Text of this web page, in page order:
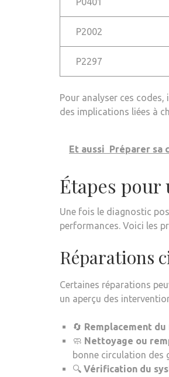
P2002
P2297
Pour analyser ces
des implications liées à
Et aussi Préparer sa
Étapes pour
Une fois le diagnostic
performances. Voici les
Réparations
Certaines réparations
un aperçu des
🔄 Remplacement
🧼 Nettoyage ou
bonne circulation des
🔍 Vérification du